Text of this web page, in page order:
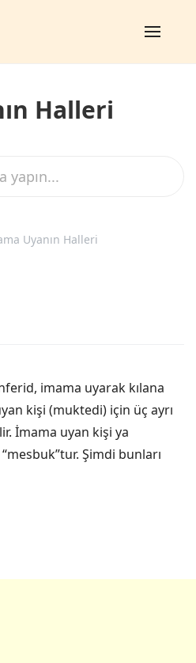
Halleri
Uyanın Halleri
imama uyarak kılana
kişi (muktedi) için üç ayrı
İmama uyan kişi ya
Şimdi bunları